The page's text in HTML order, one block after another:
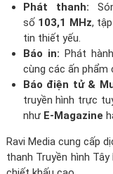
Phát thanh:
số 103,1 MHz,
tin thiết yếu.
Báo in: Phát
cùng các ấn
Báo điện tử &
truyền hình trực
như E-Magazine
Ravi Media cung cấp
thanh Truyền hình